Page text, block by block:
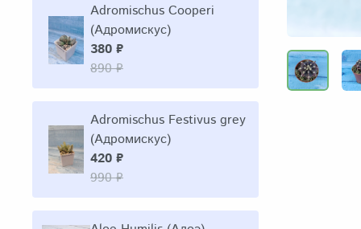
Adromischus Cooperi
(Адромискус)
380 ₽
890 ₽
Adromischus Festivus grey
(Адромискус)
420 ₽
990 ₽